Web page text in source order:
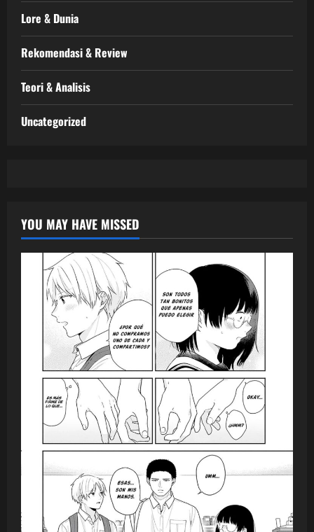
Lore & Dunia
Rekomendasi & Review
Teori & Analisis
Uncategorized
YOU MAY HAVE MISSED